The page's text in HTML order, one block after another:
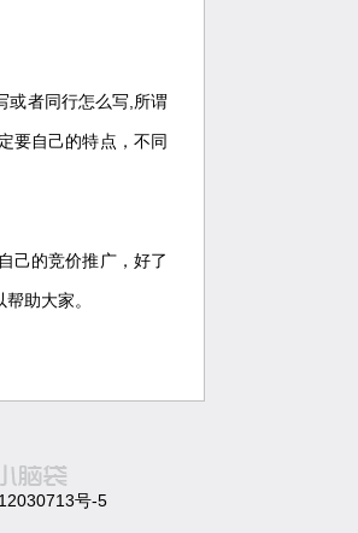
者同行怎么写,所谓
要自己的特点，不同
己的竞价推广，好了
助大家。
号-5